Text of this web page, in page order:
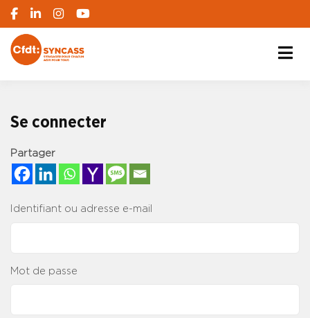
Se connecter
Partager
Identifiant ou adresse e-mail
Mot de passe